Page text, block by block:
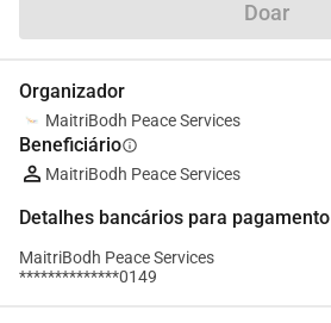
Doar
Organizador
MaitriBodh Peace Services
Beneficiárioinfo
MaitriBodh Peace Services
Detalhes bancários para pagamento
MaitriBodh Peace Services
**************0149